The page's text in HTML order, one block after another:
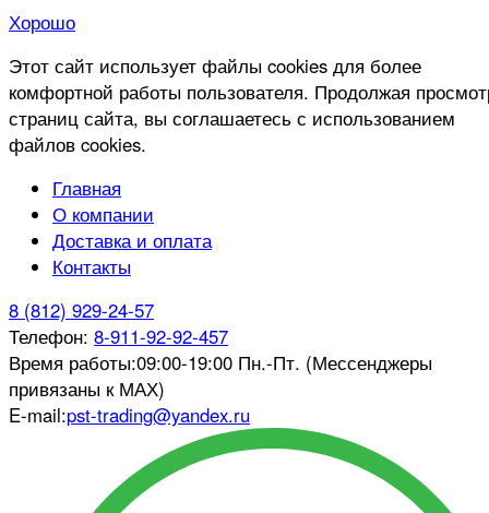
Хорошо
Этот сайт использует файлы cookies для более
комфортной работы пользователя. Продолжая
страниц сайта, вы соглашаетесь с использованием
файлов cookies.
Главная
О компании
Доставка и оплата
Контакты
8 (812) 929-24-57
Телефон: 8-911-92-92-457
Время работы:09:00-19:00 Пн.-Пт. (Мессенджеры
привязаны к МАХ)
E-mail:pst-trading@yandex.ru